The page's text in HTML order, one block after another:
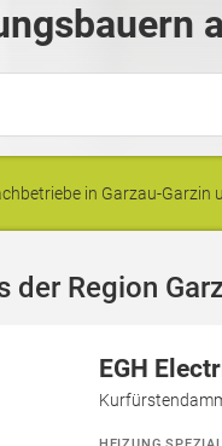
in Garzau-Garzin
Region
EGH